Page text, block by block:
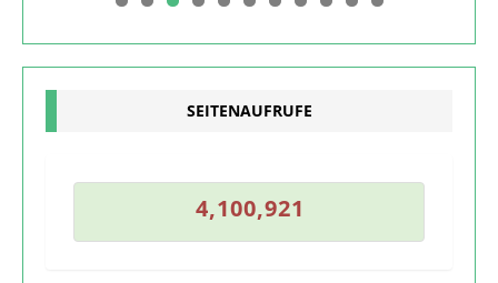
0 1
SEITENAUFRUFE
4
4
,
,
1
1
0
0
0
0
,
,
9
9
2
21
0